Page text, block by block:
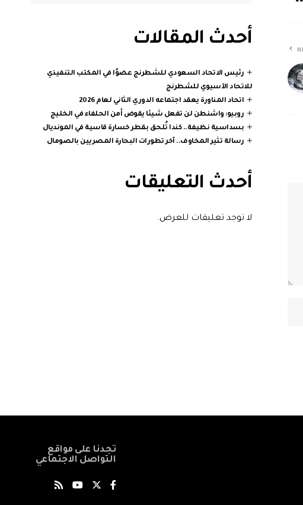
أحدث المقالات
رئيس الاتحاد السعودي للشطرنج عضوًا في المكتب التنفيذي
للاتحاد الآسيوي للشطرنج
اتحاد المناورة يعقد اجتماعه الدوري الثاني لعام 2026
روبيو: واشنطن لن تفعل شيئا يقوض أمن الحلفاء في الخليج
بسداسية نظيفة.. كندا تُلحق بقطر خسارة قاسية في المونديال
رسالة تثير المخاوف.. آخر تطورات البحارة المصريين بالصومال
أحدث التعليقات
لا توجد تعليقات للعرض.
تجدنا على مواقع
التواصل الاجتماعي